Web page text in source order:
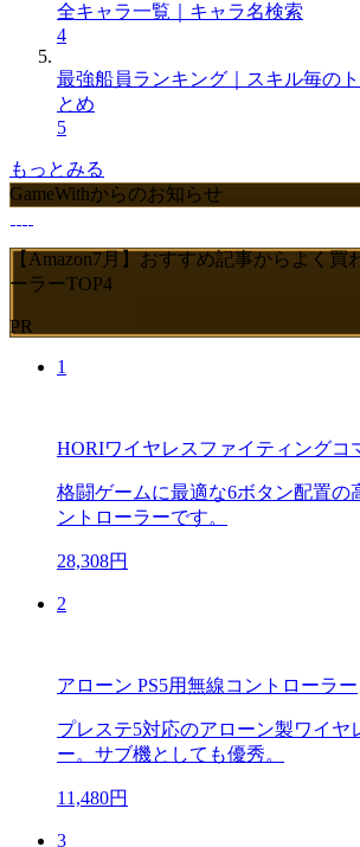
全キャラ一覧｜キャラ名検索
4
最強船員ランキング｜スキル毎の
とめ
5
もっとみる
GameWithからのお知らせ
【Amazon7月】おすすめ記事からよく買
ーラーTOP4
PR
1
HORIワイヤレスファイティングコ
格闘ゲームに最適な6ボタン配置の
ントローラーです。
28,308円
2
アローン PS5用無線コントローラー
プレステ5対応のアローン製ワイヤ
ー。サブ機としても優秀。
11,480円
3